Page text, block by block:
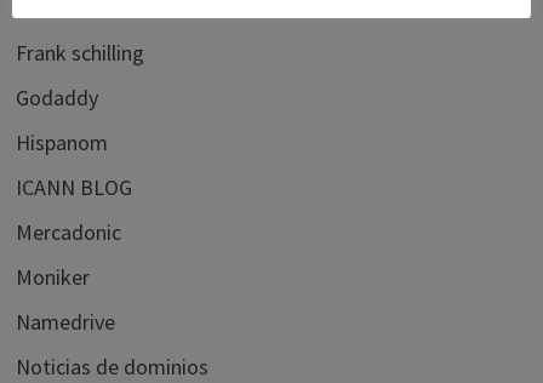
Frank schilling
Godaddy
Hispanom
ICANN BLOG
Mercadonic
Moniker
Namedrive
Noticias de dominios